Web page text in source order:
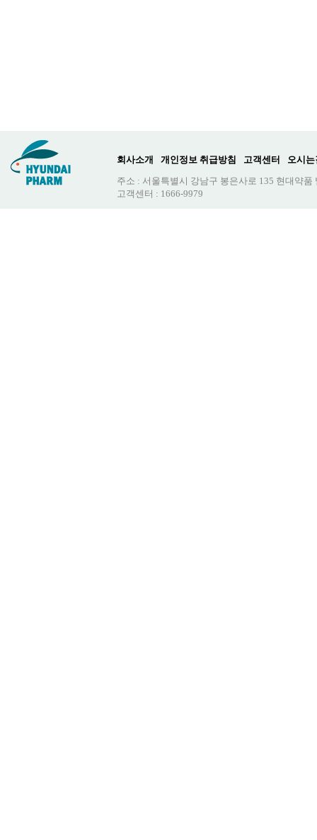
회사소개 개인정보 취급방침 고객센터
오시는
주소 : 서울특별시 강남구 봉은사로 135 현대약품
고객센터 : 1666-9979